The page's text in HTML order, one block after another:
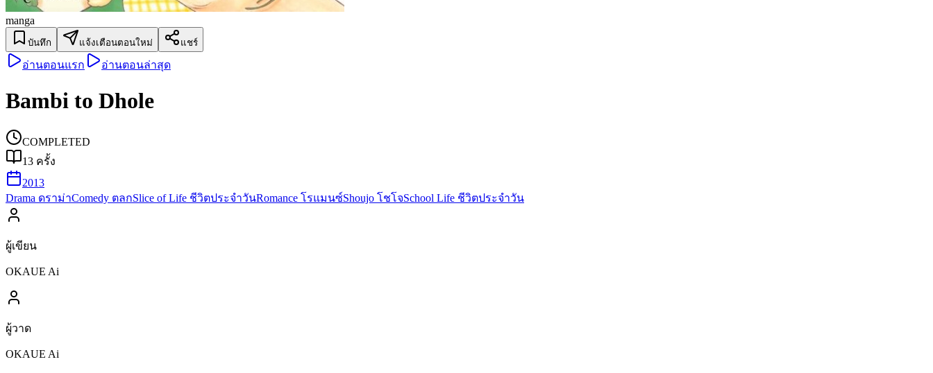
manga
บันทึก แจ้งเตือนตอนใหม่ แชร์
อ่านตอนแรก อ่านตอนล่าสุด
Bambi to Dhole
COMPLETED
13 ครั้ง
2013
Drama ดราม่าComedy ตลกSlice of Life ชีวิตประจำวันRomance โรแมนซ์Shoujo โชโจSchool Life ชีวิตประจำวัน
ผู้เขียน
OKAUE Ai
ผู้วาด
OKAUE Ai